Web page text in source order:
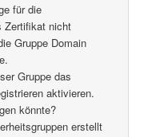
für die
Zertifikat nicht
Gruppe Domain
Gruppe das
aktivieren.
könnte?
erstellt